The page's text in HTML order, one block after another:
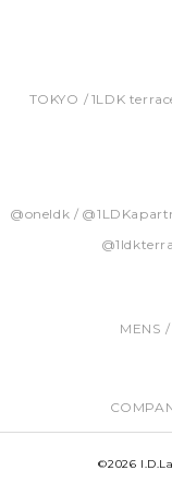
TOKYO 1LDK
@oneldk
MENS
©2026